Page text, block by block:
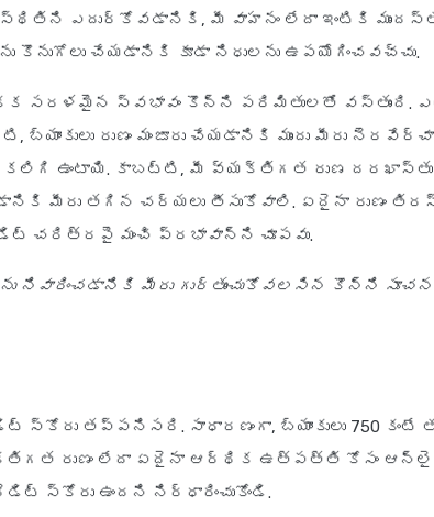
ఎదుర్కోవడానికి, మీ వాహనం లేదా ఇంటికి ముందస్తు
చేయడానికి కూడా నిధులను ఉపయోగించవచ్చు.
స్వభావం కొన్ని పరిమితులతో వస్తుంది.
రుణం మంజూరు చేయడానికి ముందు మీరు
ఉంటాయి. కాబట్టి, మీ వ్యక్తిగత రుణ దరఖాస్తు
మీరు తగిన చర్యలు తీసుకోవాలి. ఏదైనా రుణం
చరిత్రపై మంచి ప్రభావాన్ని చూపవు.
మీరు గుర్తుంచుకోవలసిన కొన్ని
స్కోరు తప్పనిసరి. సాధారణంగా, బ్యాంకులు 750
రుణం లేదా ఏదైనా ఆర్థిక ఉత్పత్తి కోసం
స్కోరు ఉందని నిర్ధారించుకోండి.